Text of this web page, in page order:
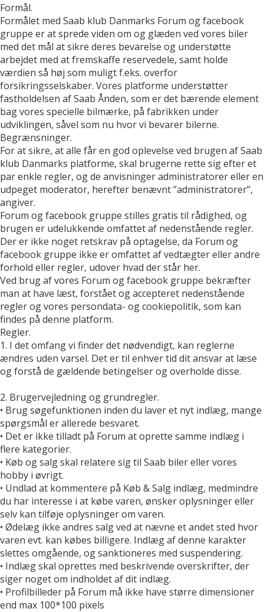
Formål.
Formålet med Saab klub Danmarks Forum og facebook
gruppe er at sprede viden om og glæden ved vores biler
med det mål at sikre deres bevarelse og understøtte
arbejdet med at fremskaffe reservedele, samt holde
værdien så høj som muligt f.eks. overfor
forsikringsselskaber. Vores platforme understøtter
fastholdelsen af Saab Ånden, som er det bærende element
bag vores specielle bilmærke, på fabrikken under
udviklingen, såvel som nu hvor vi bevarer bilerne.
Begrænsninger.
For at sikre, at alle får en god oplevelse ved brugen af Saab
klub Danmarks platforme, skal brugerne rette sig efter et
par enkle regler, og de anvisninger administratorer eller en
udpeget moderator, herefter benævnt ”administratorer”,
angiver.
Forum og facebook gruppe stilles gratis til rådighed, og
brugen er udelukkende omfattet af nedenstående regler.
Der er ikke noget retskrav på optagelse, da Forum og
facebook gruppe ikke er omfattet af vedtægter eller andre
forhold eller regler, udover hvad der står her.
Ved brug af vores Forum og facebook gruppe bekræfter
man at have læst, forstået og accepteret nedenstående
regler og vores persondata- og cookiepolitik, som kan
findes på denne platform.
Regler.
1. I det omfang vi finder det nødvendigt, kan reglerne
ændres uden varsel. Det er til enhver tid dit ansvar at læse
og forstå de gældende betingelser og overholde disse.
2. Brugervejledning og grundregler.
• Brug søgefunktionen inden du laver et nyt indlæg, mange
spørgsmål er allerede besvaret.
• Det er ikke tilladt på Forum at oprette samme indlæg i
flere kategorier.
• Køb og salg skal relatere sig til Saab biler eller vores
hobby i øvrigt.
• Undlad at kommentere på Køb & Salg indlæg, medmindre
du har interesse i at købe varen, ønsker oplysninger eller
selv kan tilføje oplysninger om varen.
• Ødelæg ikke andres salg ved at nævne et andet sted hvor
varen evt. kan købes billigere. Indlæg af denne karakter
slettes omgående, og sanktioneres med suspendering.
• Indlæg skal oprettes med beskrivende overskrifter, der
siger noget om indholdet af dit indlæg.
• Profilbilleder på Forum må ikke have større dimensioner
end max 100*100 pixels